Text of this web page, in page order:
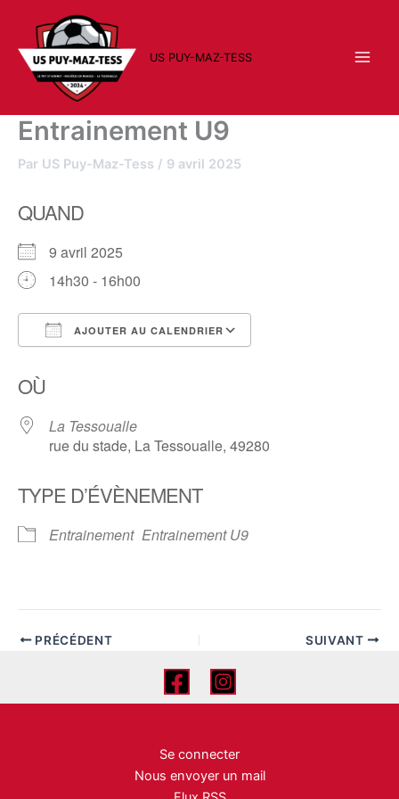
contenu
US PUY-MAZ-TESS
Entrainement U9
Par US Puy-Maz-Tess / 9 avril 2025
QUAND
9 avril 2025
14h30 - 16h00
AJOUTER AU CALENDRIER
OÙ
La Tessoualle
rue du stade, La Tessoualle, 49280
TYPE D’ÉVÈNEMENT
Entrainement Entrainement U9
PRÉCÉDENT SUIVANT
Se connecter
Nous envoyer un mail